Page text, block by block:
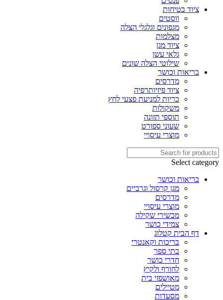
ציוד בטיחות
ווסטים
מגפונים וגלגלי הצלה
מצלמות
ציוד מגן
גלאי עשן
שילוטי הצלה שונים
בריאות וכושר
מדרסים
ציוד פיזיותרפיה
כריות למניעת פצעי לחץ
משקולות
תוספי תזונה
שעוני ספורט
מוצרי עיסויי
Select category
בריאות וכושר
מגן קרסול וגרביים
מדרסים
מוצרי עיסויי
מכשירי שקילה
צמידי כושר
דף הבית קטלוג
בריכות וקאנטרי
בתי ספר
חדרי כושר
לחורף ולקיץ
מאושפזי בית
מטיילים
מסעדות